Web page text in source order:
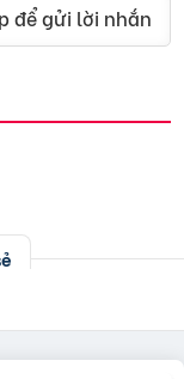
để gửi lời nhắn